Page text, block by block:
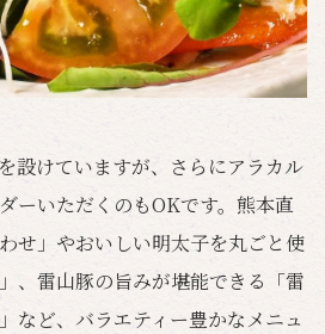
設けていますが、さらにアラカル
ーいただくのもOKです。熊本直
せ」やおいしい明太子を丸ごと使
、雷山豚の旨みが堪能できる「雷
など、バラエティー豊かなメニュ